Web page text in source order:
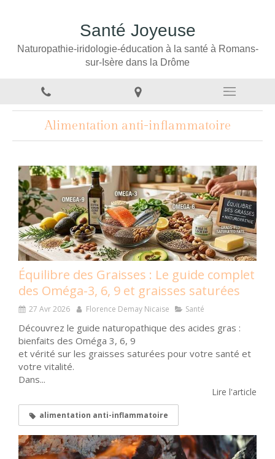
Santé Joyeuse
Naturopathie-iridologie-éducation à la santé à Romans-
sur-Isère dans la Drôme
Alimentation anti-inflammatoire
Équilibre des Graisses : Le guide complet
des Oméga-3, 6, 9 et graisses saturées
27 Avr 2026 Florence Demay Nicaise Santé
Découvrez le guide naturopathique des acides gras :
bienfaits des Oméga 3, 6, 9
et vérité sur les graisses saturées pour votre santé et
votre vitalité.
Dans...
Lire l'article
alimentation anti-inflammatoire